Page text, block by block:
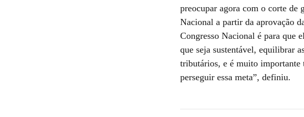
preocupar agora com o corte de
Nacional a partir da aprovação
Congresso Nacional é para que
que seja sustentável, equilibrar
tributários, e é muito importante
perseguir essa meta”, definiu.